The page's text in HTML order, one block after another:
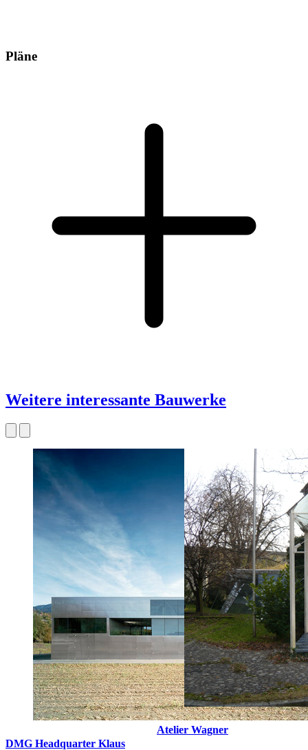
Pläne
Weitere interessante Bauwerke
DMG Headquarter Klaus
Atelier Wagner